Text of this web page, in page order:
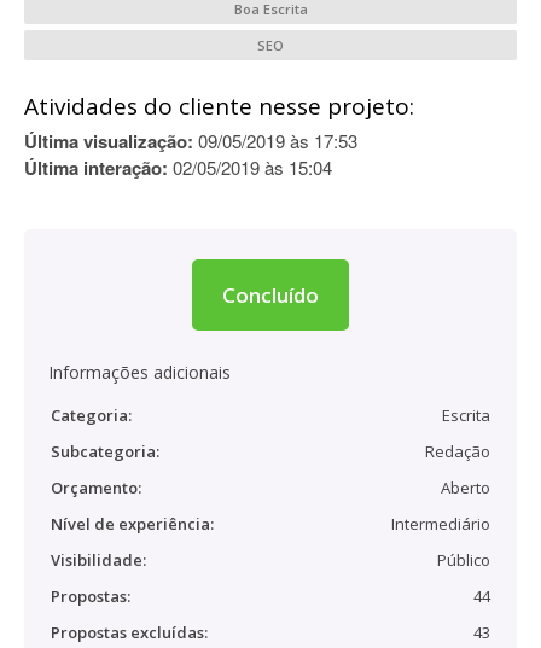
Boa Escrita
SEO
Atividades do cliente nesse projeto:
Última visualização: 09/05/2019 às 17:53
Última interação: 02/05/2019 às 15:04
Concluído
Informações adicionais
Categoria:
Escrita
Subcategoria:
Redação
Orçamento:
Aberto
Nível de experiência:
Intermediário
Visibilidade:
Público
Propostas:
44
Propostas excluídas:
43